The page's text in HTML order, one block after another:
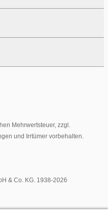
Mehrwertsteuer, zzgl.
und Irrtümer vorbehalten.
& Co. KG. 1938-2026